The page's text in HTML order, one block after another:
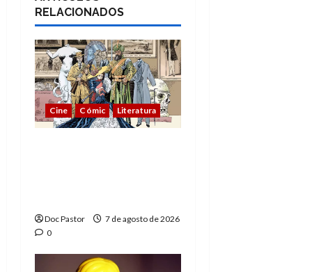
RELACIONADOS
Cine Cómic Literatura
Doc Pastor
7 de agosto de 2026
0